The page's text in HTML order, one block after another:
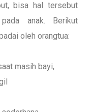
bisa hal tersebut
anak. Berikut
oleh orangtua:
masih bayi,